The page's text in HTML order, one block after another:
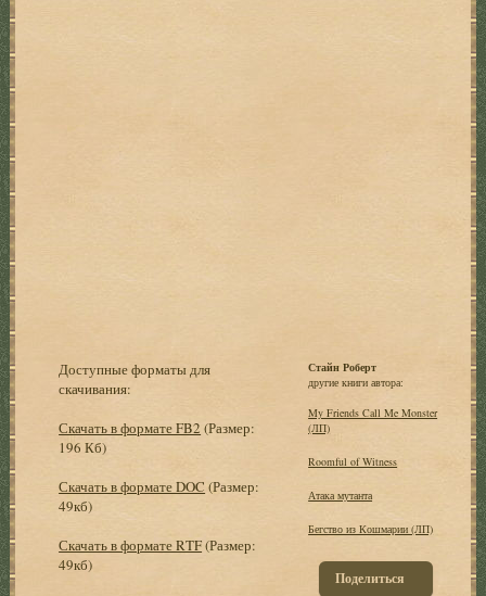
Доступные форматы для
скачивания:
Скачать в формате FB2 (Размер:
196 Кб)
Скачать в формате DOC (Размер:
49кб)
Скачать в формате RTF(Размер:
49кб)
Стайн Роберт
другие книги автора:
My Friends Call Me Monster
(ЛП)
Roomful of Witness
Атака мутанта
Бегство из Кошмарии (ЛП)
Поделиться